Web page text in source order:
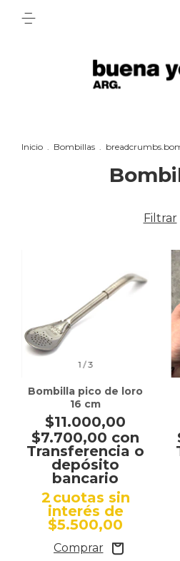
Inicio . Bombillas .
Filtrar
1 /3
Bombilla pico de loro
16 cm
$11.000,00
$7.700,00 con
Transferencia o
depósito
bancario
2 cuotas sin
interés de
$5.500,00